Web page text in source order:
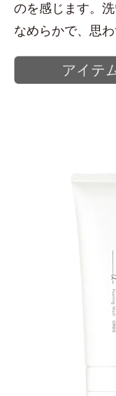
のを感じます。
なめらかで、思